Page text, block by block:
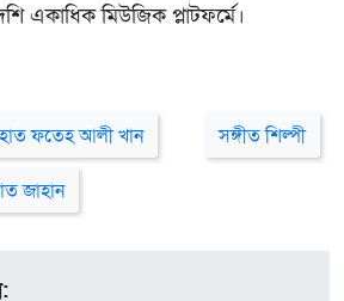
একাধিক মিউজিক প্লাটফর্মে।
ফতেহ আলী খান সঙ্গীত শিল্পী
জাহান